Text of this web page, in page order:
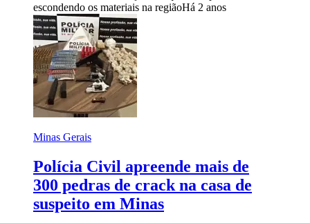
escondendo os materiais na regiãoHá 2 anos
Minas Gerais
Polícia Civil apreende mais de
300 pedras de crack na casa de
suspeito em Minas